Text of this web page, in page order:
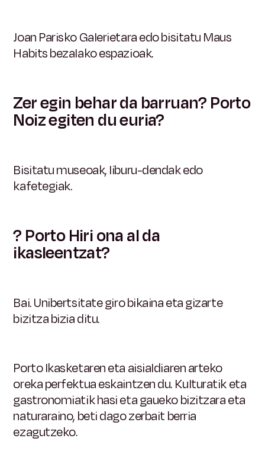
Joan Parisko Galerietara edo bisitatu Maus
Habits bezalako espazioak.
Zer egin behar da barruan? Porto
Noiz egiten du euria?
Bisitatu museoak, liburu-dendak edo
kafetegiak.
? Porto Hiri ona al da
ikasleentzat?
Bai. Unibertsitate giro bikaina eta gizarte
bizitza bizia ditu.
Porto Ikasketaren eta aisialdiaren arteko
oreka perfektua eskaintzen du. Kulturatik eta
gastronomiatik hasi eta gaueko bizitzara eta
naturaraino, beti dago zerbait berria
ezagutzeko.